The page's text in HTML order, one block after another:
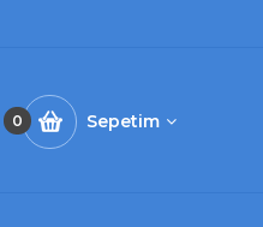
0 Sepetim